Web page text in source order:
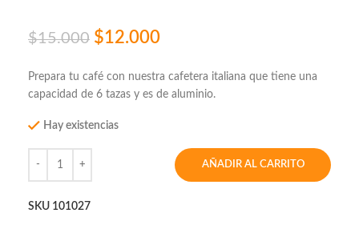
$15.000 $12.000
Prepara tu café con nuestra cafetera italiana que tiene una
capacidad de 6 tazas y es de aluminio.
Hay existencias
AÑADIR AL CARRITO
SKU 101027